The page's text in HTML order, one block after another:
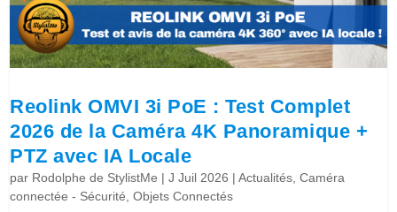
Reolink OMVI 3i PoE : Test Complet
2026 de la Caméra 4K Panoramique +
PTZ avec IA Locale
par Rodolphe de StylistMe |J Juil 2026 |Actualités ,Caméra
connectée - Sécurité ,Objets Connectés